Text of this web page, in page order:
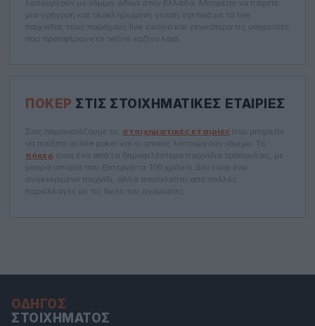
λειτουργούν με νόμιμη άδεια στην Ελλάδα. Μπορείτε να πάρετε
μια γρήγορη και ολοκληρωμένη γεύση σχετικά με τα live
παιχνίδια, τους παρόχους live casino και γενικότερα τις υπηρεσίες
που προσφέρουν τα online καζίνο λαιβ.
ΠΌΚΕΡ ΣΤΙΣ ΣΤΟΙΧΗΜΑΤΙΚΈΣ ΕΤΑΙΡΊΕΣ
Σας παρουσιάζουμε τις στοιχηματικές εταιρίες που μπορείτε
να παίξετε online poker και οι οποίες λειτουργούν νόμιμα. Το
πόκερ είναι ένα από τα δημοφιλέστερα παιχνίδια τράπουλας, με
μακρά ιστορία που ξεπερνά τα 100 χρόνια. Δεν είναι ένα
συγκεκριμένο παιχνίδι, αλλά αποτελείται από πολλές
παραλλαγές με τις δικές του ονομασίες.
ΟΔΗΓΌΣ
ΣΤΟΙΧΉΜΑΤΟΣ